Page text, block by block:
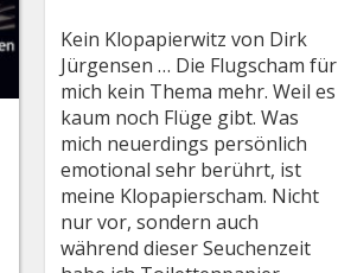
Kein Klopapierwitz von Dirk
Jürgensen … Die Flugscham für
mich kein Thema mehr. Weil es
kaum noch Flüge gibt. Was
mich neuerdings persönlich
emotional sehr berührt, ist
meine Klopapierscham. Nicht
nur vor, sondern auch
während dieser Seuchenzeit